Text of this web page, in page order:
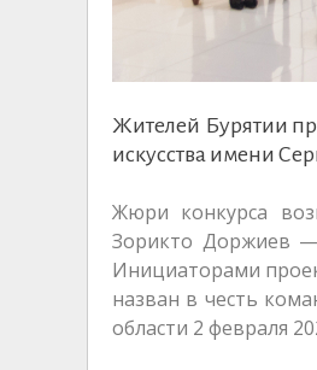
Жителей Бурятии
искусства имени
Жюри конкурса
Зорикто Доржиев —
Инициаторами
назван в честь
области 2 февраля